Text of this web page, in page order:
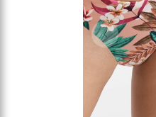
Previous